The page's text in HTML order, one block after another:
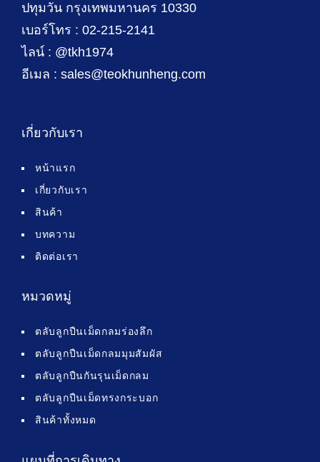
ปทุมวัน กรุงเทพมหานคร 10330
เบอร์โทร : 02-215-2141
ไลน์ : @tkh1974
อีเมล : sales@teokhunheng.com
เกี่ยวกับเรา
หน้าแรก
เกี่ยวกับเรา
สินค้า
บทความ
ติดต่อเรา
หมวดหมู่
ตลับลูกปืนเม็ดกลมร่องลึก
ตลับลูกปืนเม็ดกลมมุมสัมผัส
ตลับลูกปืนกันรุนเม็ดกลม
ตลับลูกปืนเม็ดทรงกระบอก
สินค้าทั้งหมด